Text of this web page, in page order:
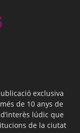
exclusiva
de 10 anys de
lúdic que
de la ciutat